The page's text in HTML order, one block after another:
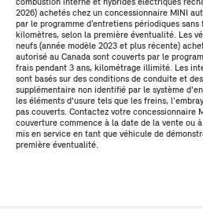
combustion interne et hybrides électriques
2026) achetés chez un concessionnaire MINI
par le programme d’entretiens périodiques
kilomètres, selon la première éventualité. Les
neufs (année modèle 2023 et plus récente)
autorisé au Canada sont couverts par le
frais pendant 3 ans, kilométrage illimité. Les
sont basés sur des conditions de conduite et
supplémentaire non identifié par le système
les éléments d'usure tels que les freins,
pas couverts. Contactez votre concessionnaire
couverture commence à la date de la vente ou
mis en service en tant que véhicule de
première éventualité.